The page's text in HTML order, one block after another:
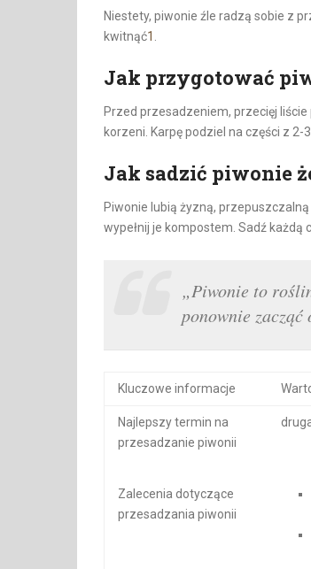
Niestety, piwonie źle radzą sobie z
kwitnąć1
Jak przygotować
Przed przesadzeniem, przecięj liście
korzeni. Karpę podziel na części z
Jak sadzić piwonie
Piwonie lubią żyzną, przepuszczalną
wypełnij je kompostem. Sadź każdą
„Piwonie to
ponownie
Kluczowe informacje
Najlepszy termin na
przesadzanie piwonii
Zalecenia dotyczące
przesadzania piwonii